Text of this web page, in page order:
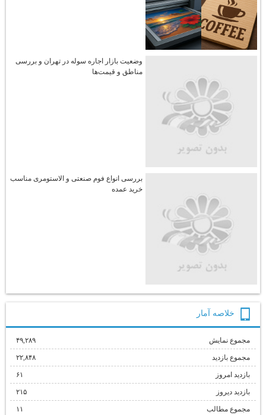
وضعیت بازار اجاره سوله در تهران و بررسی
مناطق و قیمت‌ها
بررسی انواع فوم صنعتی و الاستومری مناسب
خرید عمده
خلاصه آمار
مجموع نمایش‌ ۴۹,۲۸۹
مجموع بازدید ۲۲,۸۴۸
بازدید امروز ۶۱
بازدید دیروز ۲۱۵
مجموع مطالب ۱۱